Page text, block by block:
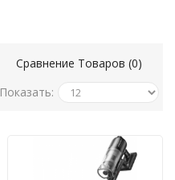
Сравнение Товаров (0)
Показать: